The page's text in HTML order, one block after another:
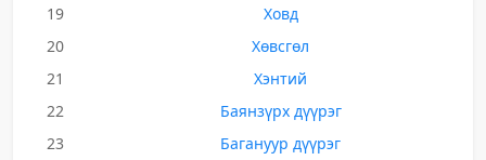
19
Ховд
20
Хөвсгөл
21
Хэнтий
22
Баянзүрх дүүрэг
23
Багануур дүүрэг